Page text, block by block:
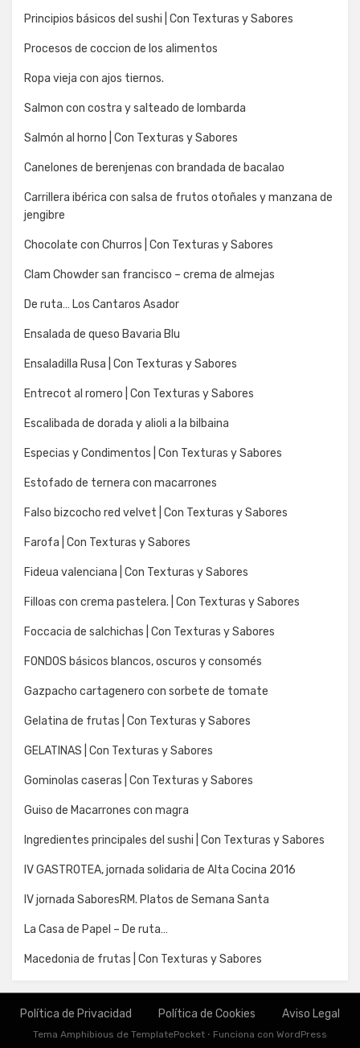
Principios básicos del sushi | Con Texturas y Sabores
Procesos de coccion de los alimentos
Ropa vieja con ajos tiernos.
Salmon con costra y salteado de lombarda
Salmón al horno | Con Texturas y Sabores
Canelones de berenjenas con brandada de bacalao
Carrillera ibérica con salsa de frutos otoñales y manzana de
jengibre
Chocolate con Churros | Con Texturas y Sabores
Clam Chowder san francisco – crema de almejas
De ruta… Los Cantaros Asador
Ensalada de queso Bavaria Blu
Ensaladilla Rusa | Con Texturas y Sabores
Entrecot al romero | Con Texturas y Sabores
Escalibada de dorada y alioli a la bilbaina
Especias y Condimentos | Con Texturas y Sabores
Estofado de ternera con macarrones
Falso bizcocho red velvet | Con Texturas y Sabores
Farofa | Con Texturas y Sabores
Fideua valenciana | Con Texturas y Sabores
Filloas con crema pastelera. | Con Texturas y Sabores
Foccacia de salchichas | Con Texturas y Sabores
FONDOS básicos blancos, oscuros y consomés
Gazpacho cartagenero con sorbete de tomate
Gelatina de frutas | Con Texturas y Sabores
GELATINAS | Con Texturas y Sabores
Gominolas caseras | Con Texturas y Sabores
Guiso de Macarrones con magra
Ingredientes principales del sushi | Con Texturas y Sabores
IV GASTROTEA, jornada solidaria de Alta Cocina 2016
IV jornada SaboresRM. Platos de Semana Santa
La Casa de Papel – De ruta…
Macedonia de frutas | Con Texturas y Sabores
Política de Privacidad Política de Cookies Aviso Legal
Tema Amphibious de TemplatePocket ⋅ Funciona con WordPress